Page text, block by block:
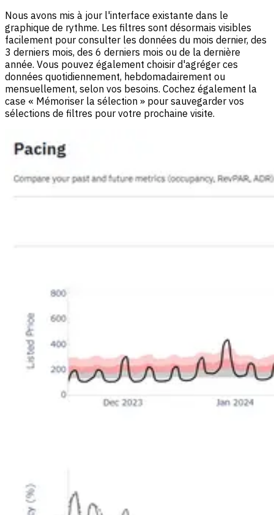
Nous avons mis à jour l'interface existante dans le
graphique de rythme. Les filtres sont désormais visibles
facilement pour consulter les données du mois dernier, des
3 derniers mois, des 6 derniers mois ou de la dernière
année. Vous pouvez également choisir d'agréger ces
données quotidiennement, hebdomadairement ou
mensuellement, selon vos besoins. Cochez également la
case « Mémoriser la sélection » pour sauvegarder vos
sélections de filtres pour votre prochaine visite.